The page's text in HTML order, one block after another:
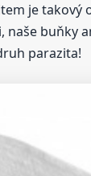
je
parazita!